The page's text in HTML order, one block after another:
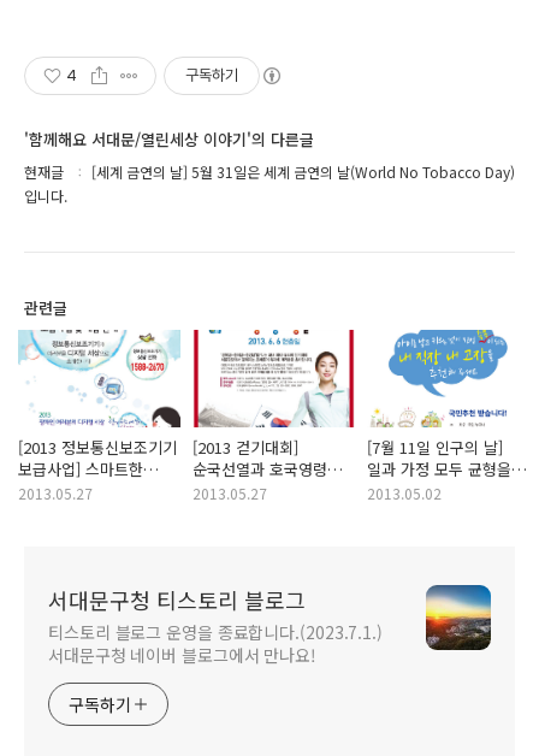
4 구독하기
'함께해요 서대문/열린세상 이야기'의 다른글
현재글
[세계 금연의 날] 5월 31일은 세계 금연의 날(World No Tobacco Day)
입니다.
관련글
[2013 정보통신보조기기
보급사업] 스마트한
정보통신보조기기가
2013.05.27
[2013 걷기대회]
순국선열과 호국영령을
기리는 마음으로 함께
2013.05.27
[7월 11일 인구의 날]
일과 가정 모두 균형을
이룬 "국민행복만들기" -
2013.05.02
서대문구청 티스토리 블로그
티스토리 블로그 운영을 종료합니다.(2023.7.1.)
서대문구청 네이버 블로그에서 만나요!
구독하기